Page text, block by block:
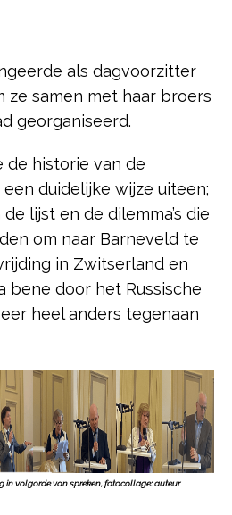
als dagvoorzitter
ze samen met haar broers
georganiseerd.
de historie van de
duidelijke wijze uiteen;
lijst en de dilemma’s die
om naar Barneveld te
in Zwitserland en
bene door het Russische
heel anders tegenaan
in volgorde van spreken, fotocollage: auteur